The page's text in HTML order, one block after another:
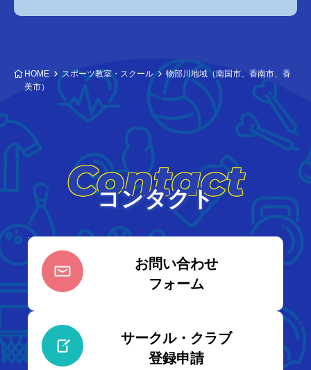
HOME スポーツ教室・スクール
物部川地域（南国市、香南市、香
美市）
Contact
コンタクト
お問い合わせ
フォーム
サークル・クラブ
登録申請